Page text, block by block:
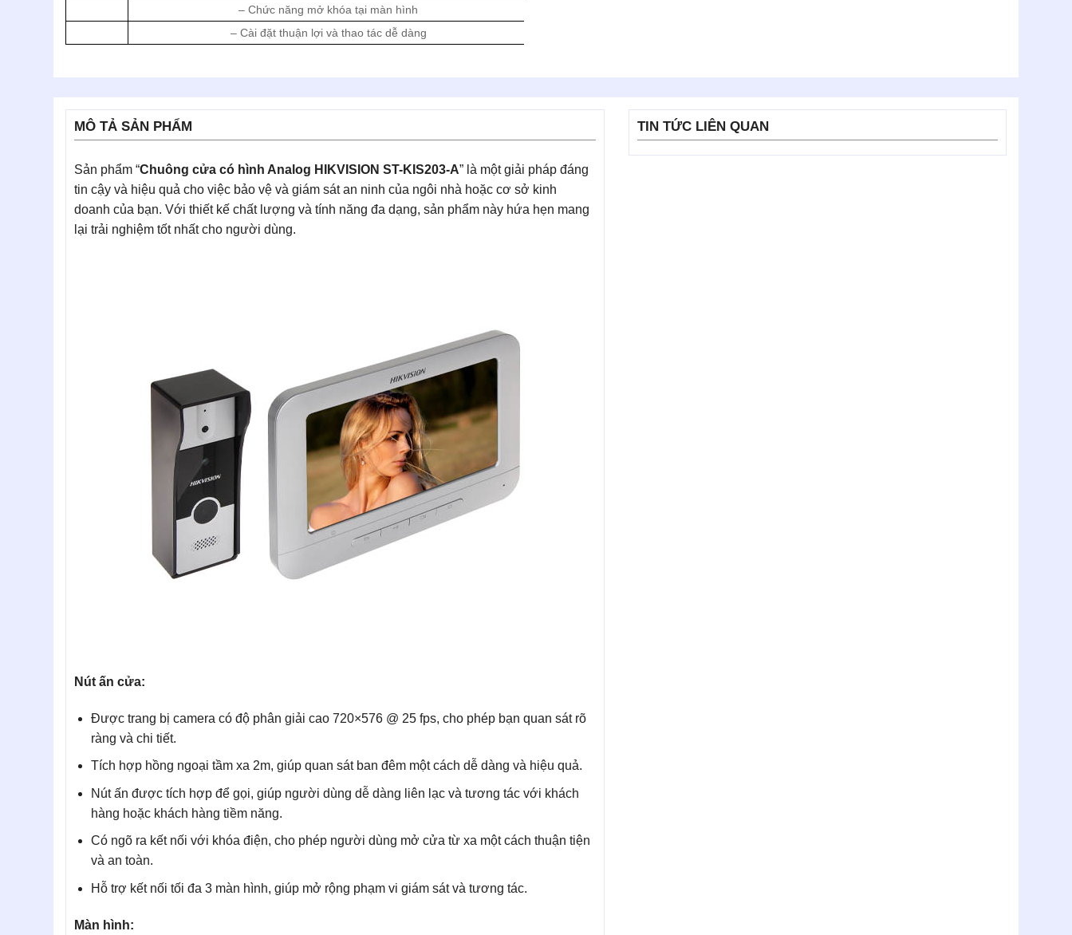
– Chức năng mở khóa tại màn hình
– Cài đặt thuận lợi và thao tác dễ dàng
MÔ TẢ SẢN PHẨM
Sản phẩm “Chuông cửa có hình Analog HIKVISION ST-KIS203-A” là một giải pháp đáng
tin cậy và hiệu quả cho việc bảo vệ và giám sát an ninh của ngôi nhà hoặc cơ sở kinh
doanh của bạn. Với thiết kế chất lượng và tính năng đa dạng, sản phẩm này hứa hẹn mang
lại trải nghiệm tốt nhất cho người dùng.
Nút ấn cửa:
Được trang bị camera có độ phân giải cao 720×576 @ 25 fps, cho phép bạn quan sát rõ
ràng và chi tiết.
Tích hợp hồng ngoại tầm xa 2m, giúp quan sát ban đêm một cách dễ dàng và hiệu quả.
Nút ấn được tích hợp để gọi, giúp người dùng dễ dàng liên lạc và tương tác với khách
hàng hoặc khách hàng tiềm năng.
Có ngõ ra kết nối với khóa điện, cho phép người dùng mở cửa từ xa một cách thuận tiện
và an toàn.
Hỗ trợ kết nối tối đa 3 màn hình, giúp mở rộng phạm vi giám sát và tương tác.
Màn hình:
TIN TỨC LIÊN QUAN